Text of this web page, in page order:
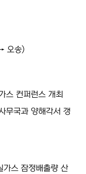
오송)
스 컨퍼런스 개최
무국과 양해각서 갱
스 잠정배출량 산